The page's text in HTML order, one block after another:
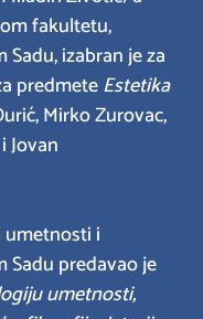
fakultetu,
izabran je za
predmeteEstetika
Mirko Zurovac,
Jovan
umetnosti i
predavao je
umetnosti,